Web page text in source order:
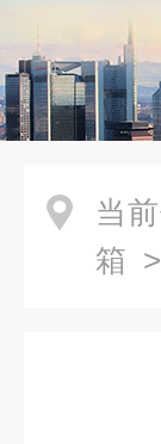
当
箱